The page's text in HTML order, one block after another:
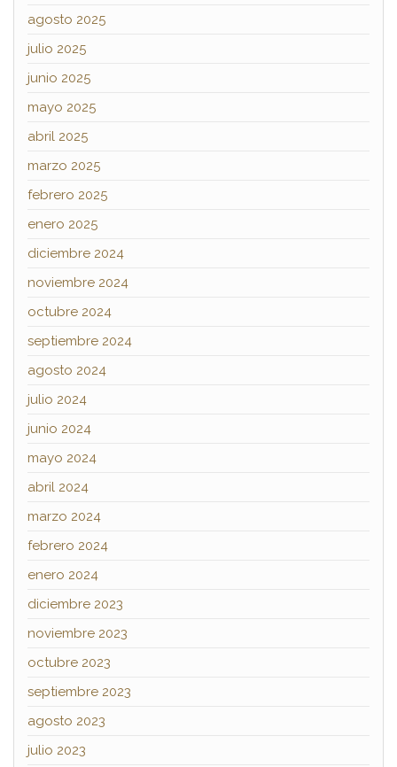
agosto 2025
julio 2025
junio 2025
mayo 2025
abril 2025
marzo 2025
febrero 2025
enero 2025
diciembre 2024
noviembre 2024
octubre 2024
septiembre 2024
agosto 2024
julio 2024
junio 2024
mayo 2024
abril 2024
marzo 2024
febrero 2024
enero 2024
diciembre 2023
noviembre 2023
octubre 2023
septiembre 2023
agosto 2023
julio 2023